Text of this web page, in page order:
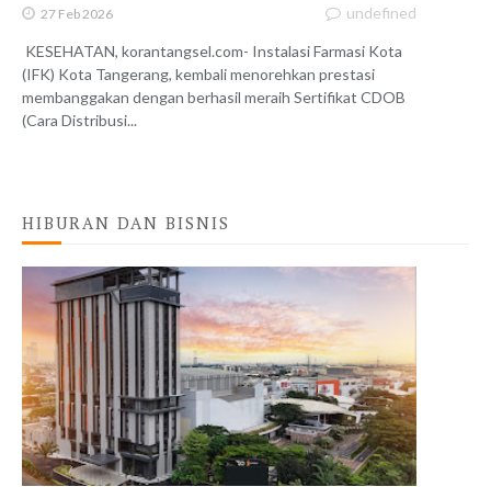
27 Feb 2026 undefined
KESEHATAN, korantangsel.com- Instalasi Farmasi Kota
(IFK) Kota Tangerang, kembali menorehkan prestasi
membanggakan dengan berhasil meraih Sertifikat CDOB
(Cara Distribusi...
HIBURAN DAN BISNIS